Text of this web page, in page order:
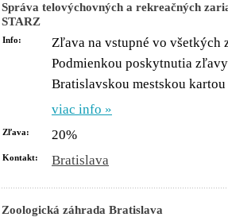
Správa telovýchovných a rekreačných
STARZ
Info:
Zľava na vstupné vo všetkých
Podmienkou poskytnutia
Bratislavskou mestskou
viac info »
Zľava: 20%
Kontakt: Bratislava
Zoologická záhrada Bratislava